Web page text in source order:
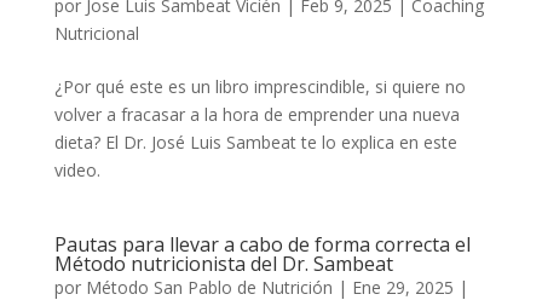
por Jose Luis Sambeat Vicién | Feb 9, 2025 | Coaching
Nutricional
¿Por qué este es un libro imprescindible, si quiere no
volver a fracasar a la hora de emprender una nueva
dieta? El Dr. José Luis Sambeat te lo explica en este
video.
Pautas para llevar a cabo de forma correcta el
Método nutricionista del Dr. Sambeat
por Método San Pablo de Nutrición | Ene 29, 2025 |